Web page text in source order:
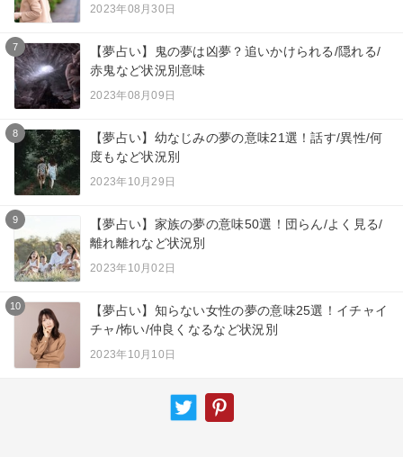
2023年08月30日
7
【夢占い】鬼の夢は凶夢？追いかけられる/隠れる/
赤鬼など状況別意味
2023年08月09日
8
【夢占い】幼なじみの夢の意味21選！話す/異性/何
度もなど状況別
2023年10月29日
9
【夢占い】家族の夢の意味50選！団らん/よく見る/
離れ離れなど状況別
2023年10月02日
10
【夢占い】知らない女性の夢の意味25選！イチャイ
チャ/怖い/仲良くなるなど状況別
2023年10月10日